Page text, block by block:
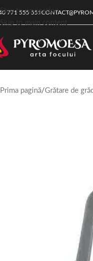
Skip to navigation
Skip to main content
771 555 551
Prima pagină Grătare de